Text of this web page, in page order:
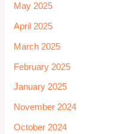
May 2025
April 2025
March 2025
February 2025
January 2025
November 2024
October 2024